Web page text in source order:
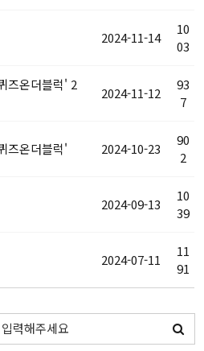
2024-11-14
10
03
즈온더블럭' 2
2024-11-12
93
7
즈온더블럭' 2024-10-23
90
2
2024-09-13
10
39
2024-07-11
11
91